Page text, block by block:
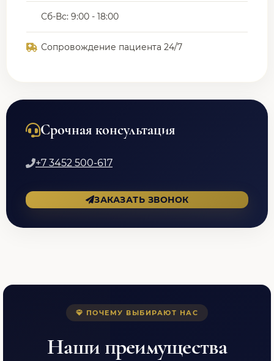
Сб-Вс: 9:00 - 18:00
Сопровождение пациента 24/7
Срочная консультация
+7 3452 500-617
ЗАКАЗАТЬ ЗВОНОК
ПОЧЕМУ ВЫБИРАЮТ НАС
Наши преимущества